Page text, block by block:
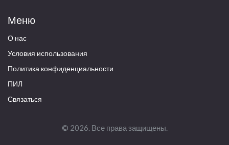
Меню
О нас
Условия использования
Политика конфиденциальности
ПИЛ
Связаться
© 2026. Все права защищены.